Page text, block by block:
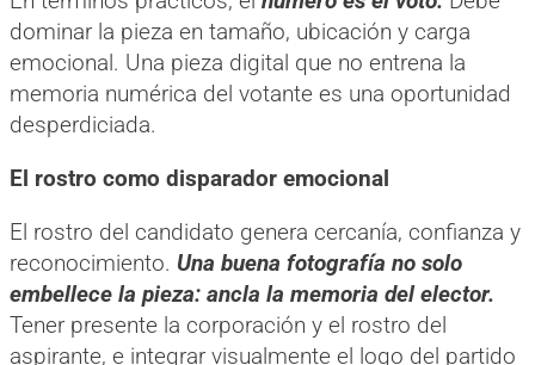
dominar la pieza en tamaño, ubicación y carga
emocional. Una pieza digital que no entrena la
memoria numérica del votante es una oportunidad
desperdiciada.
El rostro como disparador emocional
El rostro del candidato genera cercanía, confianza y
reconocimiento. Una buena fotografía no solo
embellece la pieza: ancla la memoria del elector.
Tener presente la corporación y el rostro del
aspirante, e integrar visualmente el logo del partido